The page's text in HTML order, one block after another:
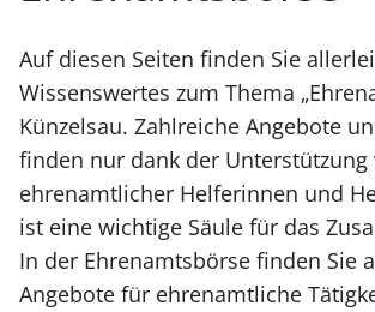
Auf diesen Seiten finden Sie allerlei
Wissenswertes zum Thema
Künzelsau. Zahlreiche Angebote
finden nur dank der Unterstützung
ehrenamtlicher Helferinnen und
ist eine wichtige Säule für das
In der Ehrenamtsbörse finden Sie
Angebote für ehrenamtliche